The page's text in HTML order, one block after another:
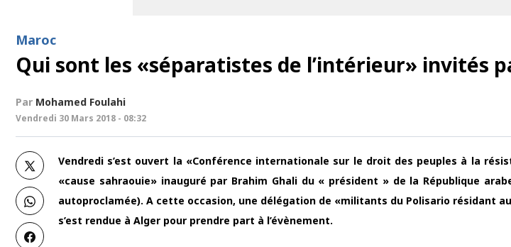
Maroc
Qui sont les «séparatistes de l’intérieur» invités
Par Mohamed Foulahi
Vendredi 30 Mars 2018 - 08:32
Vendredi s’est ouvert la «Conférence internationale sur le droit des peuples à la
«cause sahraouie» inauguré par Brahim Ghali du « président » de la République
autoproclamée). A cette occasion, une délégation de «militants du Polisario résidant
s’est rendue à Alger pour prendre part à l’évènement.